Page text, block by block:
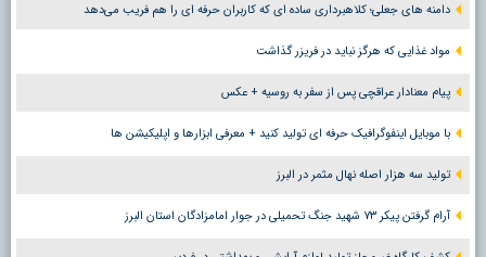
دامنه های جعلی؛ کلاهبرداری ساده ای که کاربران حرفه ای را هم فریب می‌دهد
مواد غذایی که هرگز نباید در فریزر گذاشت
پیام معنادار عراقچی پس از سفر به روسیه + عکس
با موبایل اینفوگرافیک حرفه ای تولید کنید + معرفی ابزارها و اپلیکیشن ها
تولید سه هزار اصله نهال مثمر در البرز
آرام گرفتن پیکر ۷۳ شهید جنگ تحمیلی در جوار امامزادگان استان البرز